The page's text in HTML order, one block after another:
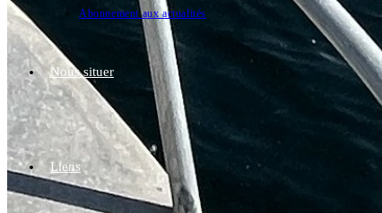
Abonnement aux actualités
Nous situer
Liens